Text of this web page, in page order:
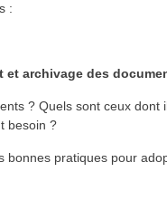
:
et archivage des
? Quels sont ceux dont
besoin ?
bonnes pratiques pour